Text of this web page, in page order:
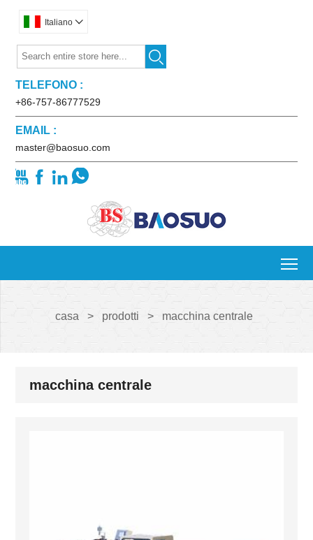
Italiano 

TELEFONO :
+86-757-86777529
EMAIL :
master@baosuo.com
   
casa > prodotti > macchina centrale
macchina centrale